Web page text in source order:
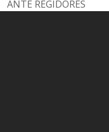
ANTE REGIDORES